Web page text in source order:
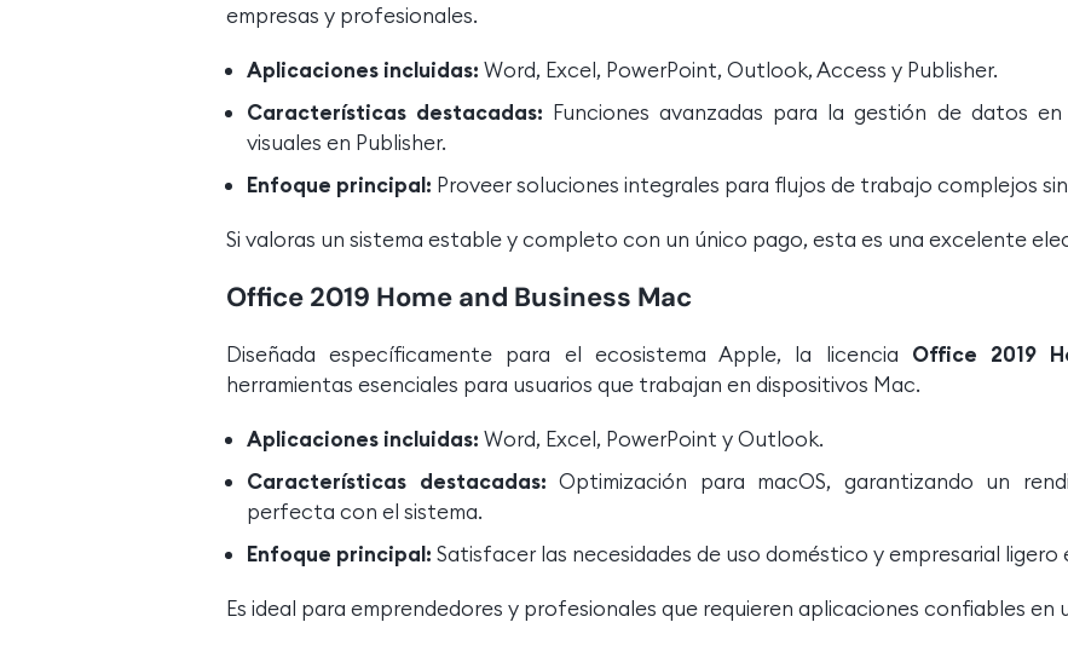
empresas y profesionales.
Aplicaciones incluidas: Word, Excel, PowerPoint, Outlook, Access y Publisher.
Características destacadas: Funciones avanzadas para la gestión de datos
visuales en Publisher.
Enfoque principal: Proveer soluciones integrales para flujos de trabajo complejos
Si valoras un sistema estable y completo con un único pago, esta es una excelente
Office 2019 Home and Business Mac
Diseñada específicamente para el ecosistema Apple, la licencia Office 2019
herramientas esenciales para usuarios que trabajan en dispositivos Mac.
Aplicaciones incluidas: Word, Excel, PowerPoint y Outlook.
Características destacadas: Optimización para macOS, garantizando un
perfecta con el sistema.
Enfoque principal: Satisfacer las necesidades de uso doméstico y empresarial ligero
Es ideal para emprendedores y profesionales que requieren aplicaciones confiables en